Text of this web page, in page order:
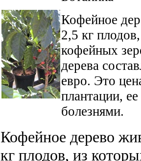
Кофейное
2,5 кг
кофейных
дерева
евро. Это
плантации,
болезнями.
Кофейное дерево
кг плодов, из